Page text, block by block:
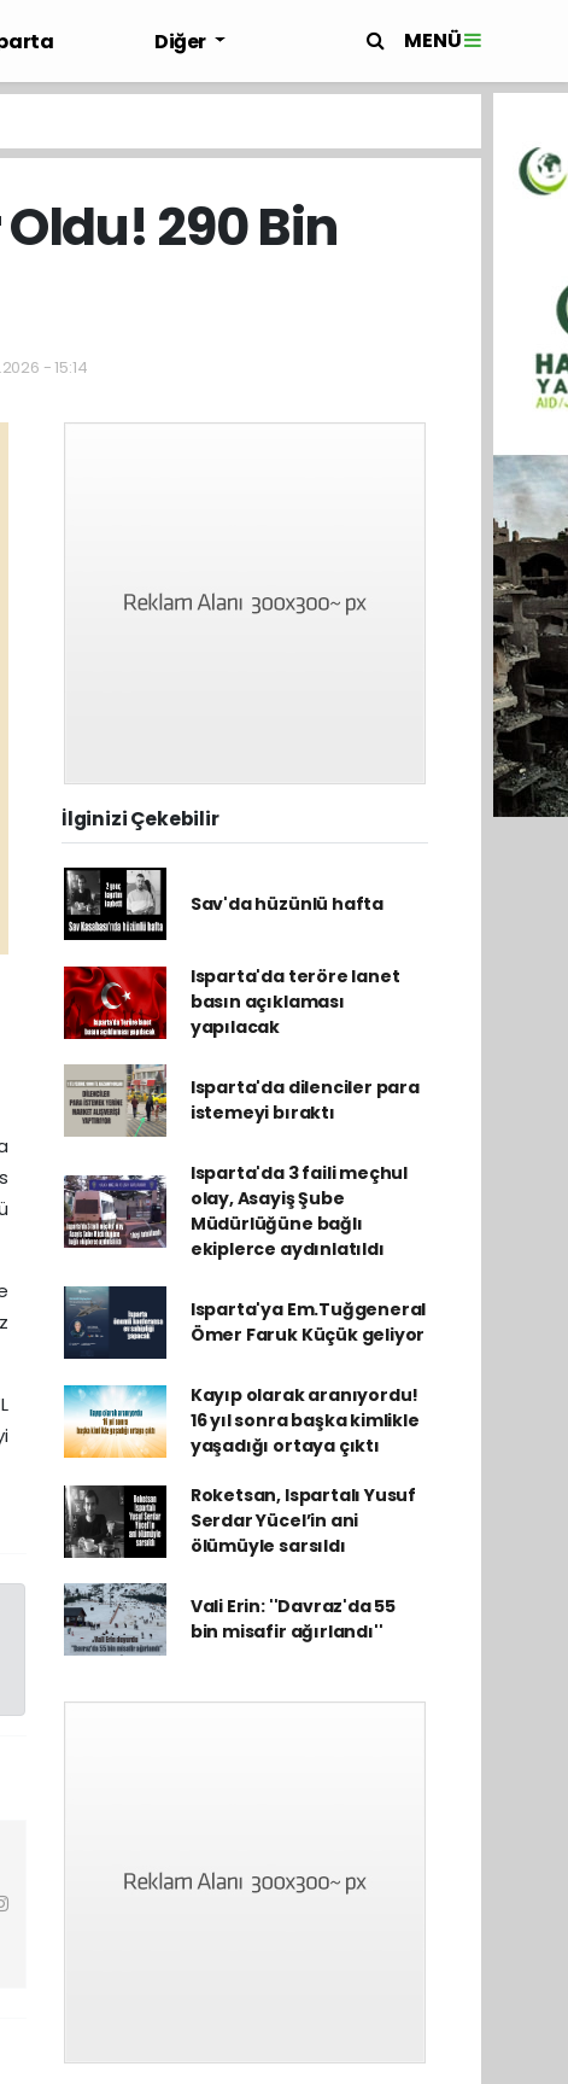
Diğer MENÜ
290 Bin
- 15:14
İlginizi Çekebilir
Sav'da hüzünlü hafta
Isparta'da teröre lanet
basın açıklaması
yapılacak
Isparta'da dilenciler para
istemeyi bıraktı
Isparta'da 3 faili meçhul
olay, Asayiş Şube
Müdürlüğüne bağlı
ekiplerce aydınlatıldı
Isparta'ya Em.Tuğgeneral
Ömer Faruk Küçük geliyor
Kayıp olarak aranıyordu!
16 yıl sonra başka kimlikle
yaşadığı ortaya çıktı
Roketsan, Ispartalı Yusuf
Serdar Yücel’in ani
ölümüyle sarsıldı
Vali Erin: ''Davraz'da 55
bin misafir ağırlandı''